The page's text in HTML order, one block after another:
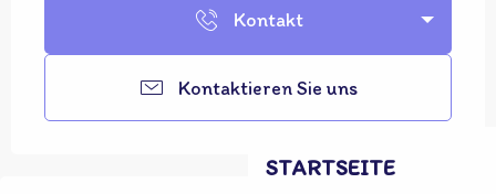
STARTSEITE
Kontakt
Kontaktieren Sie uns